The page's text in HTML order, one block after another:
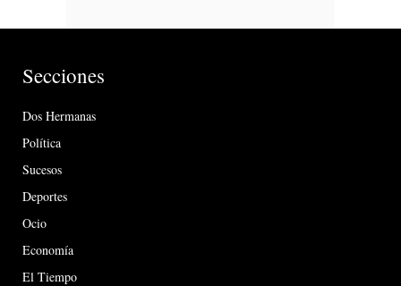
Secciones
Dos Hermanas
Política
Sucesos
Deportes
Ocio
Economía
El Tiempo